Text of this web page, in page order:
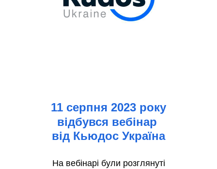
11 серпня 2023 року
відбувся вебінар
від Кьюдос Україна
На вебінарі були розглянуті